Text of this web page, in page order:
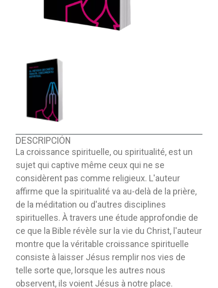
DESCRIPCIÓN
La croissance spirituelle, ou spiritualité, est un
sujet qui captive même ceux qui ne se
considèrent pas comme religieux. L'auteur
affirme que la spiritualité va au-delà de la prière,
de la méditation ou d'autres disciplines
spirituelles. À travers une étude approfondie de
ce que la Bible révèle sur la vie du Christ, l'auteur
montre que la véritable croissance spirituelle
consiste à laisser Jésus remplir nos vies de
telle sorte que, lorsque les autres nous
observent, ils voient Jésus à notre place.